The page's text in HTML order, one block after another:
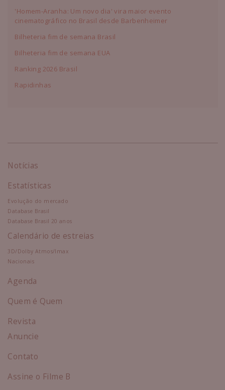
'Homem-Aranha: Um novo dia' vira maior evento
cinematográfico no Brasil desde Barbenheimer
Bilheteria fim de semana Brasil
Bilheteria fim de semana EUA
Ranking 2026 Brasil
Rapidinhas
Notícias
Estatísticas
Evolução do mercado
Database Brasil
Database Brasil 20 anos
Calendário de estreias
3D/Dolby Atmos/Imax
Nacionais
Agenda
Quem é Quem
Revista
Anuncie
Contato
Assine o Filme B